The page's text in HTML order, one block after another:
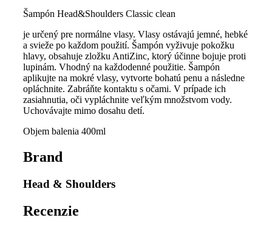
Šampón Head&Shoulders Classic clean
je určený pre normálne vlasy. Vlasy ostávajú jemné, hebké
a svieže po každom použití. Šampón vyživuje pokožku
hlavy, obsahuje zložku AntiZinc, ktorý účinne bojuje proti
lupinám. Vhodný na každodenné použitie. Šampón
aplikujte na mokré vlasy, vytvorte bohatú penu a následne
opláchnite. Zabráňte kontaktu s očami. V prípade ich
zasiahnutia, oči vypláchnite veľkým množstvom vody.
Uchovávajte mimo dosahu detí.
Objem balenia 400ml
Brand
Head & Shoulders
Recenzie